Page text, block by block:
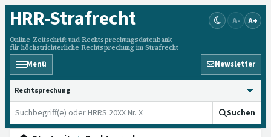
HRR-Strafrecht
Online-Zeitschrift und Rechtsprechungsdatenbank
für höchstrichterliche Rechtsprechung im Strafrecht
A- A+
Menü Newsletter
HRRS durchsuchen
Suchen